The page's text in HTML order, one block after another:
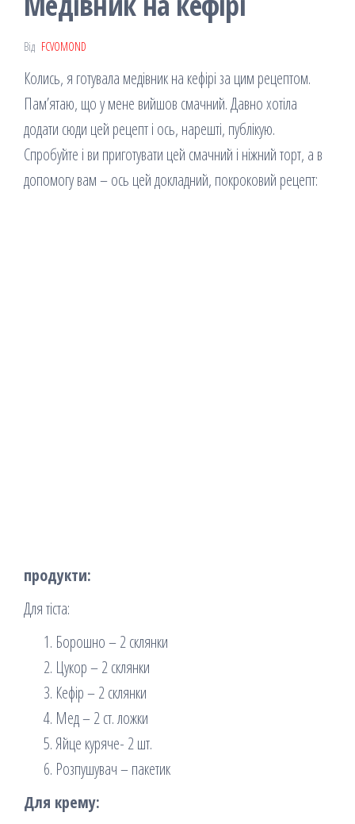
Від FCVOMOND
Колись, я готувала медівник на кефірі за цим рецептом.
Пам’ятаю, що у мене вийшов смачний. Давно хотіла
додати сюди цей рецепт і ось, нарешті, публікую.
Спробуйте і ви приготувати цей смачний і ніжний торт, а в
допомогу вам – ось цей докладний, покроковий рецепт:
продукти:
Для тіста:
Борошно – 2 склянки
Цукор – 2 склянки
Кефір – 2 склянки
Мед – 2 ст. ложки
Яйце куряче- 2 шт.
Розпушувач – пакетик
Для крему: